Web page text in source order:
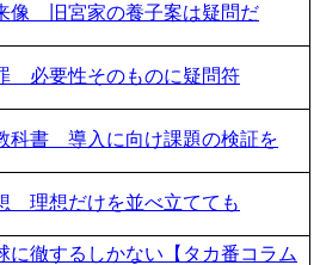
像 旧宮家の養子案は疑問だ
必要性そのものに疑問符
科書 導入に向け課題の検証を
理想だけを並べ立てても
に徹するしかない【タカ番コラム